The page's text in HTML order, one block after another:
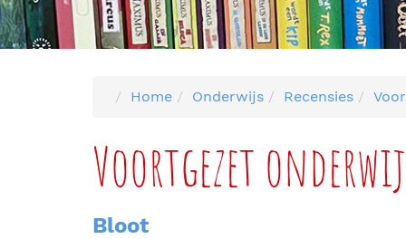
Home Onderwijs Recensies
Voortgezet
Bloot